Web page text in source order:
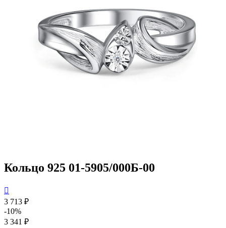
Кольцо 925 01-5905/000Б-00

3 713 ₽
-10%
3 341 ₽